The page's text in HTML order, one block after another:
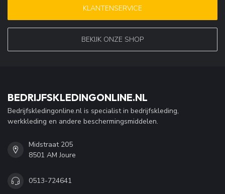
KLANTENSERVICE
BEKIJK ONZE SHOP
BEDRIJFSKLEDINGONLINE.NL
Bedrijfskledingonline.nl is specialist in bedrijfskleding,
werkkleding en andere beschermingsmiddelen.
Midstraat 205
8501 AM Joure
0513-724641